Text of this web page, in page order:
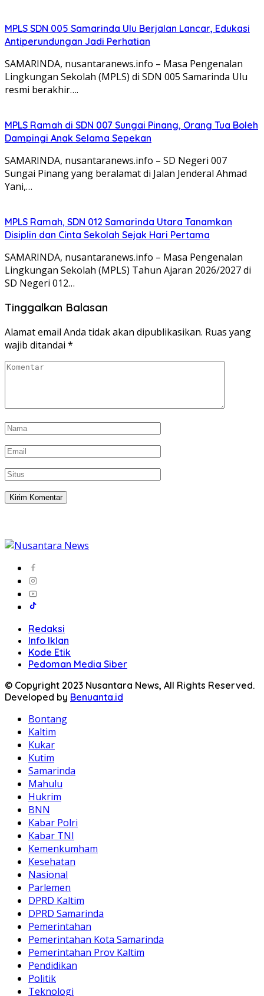
MPLS SDN 005 Samarinda Ulu Berjalan Lancar, Edukasi
Antiperundungan Jadi Perhatian
SAMARINDA, nusantaranews.info – Masa Pengenalan
Lingkungan Sekolah (MPLS) di SDN 005 Samarinda Ulu
resmi berakhir….
MPLS Ramah di SDN 007 Sungai Pinang, Orang Tua Boleh
Dampingi Anak Selama Sepekan
SAMARINDA, nusantaranews.info – SD Negeri 007
Sungai Pinang yang beralamat di Jalan Jenderal Ahmad
Yani,…
MPLS Ramah, SDN 012 Samarinda Utara Tanamkan
Disiplin dan Cinta Sekolah Sejak Hari Pertama
SAMARINDA, nusantaranews.info – Masa Pengenalan
Lingkungan Sekolah (MPLS) Tahun Ajaran 2026/2027 di
SD Negeri 012…
Tinggalkan Balasan
Alamat email Anda tidak akan dipublikasikan. Ruas yang
wajib ditandai *
Redaksi
Info Iklan
Kode Etik
Pedoman Media Siber
© Copyright 2023 Nusantara News, All Rights Reserved.
Developed by Benuanta.id
Bontang
Kaltim
Kukar
Kutim
Samarinda
Mahulu
Hukrim
BNN
Kabar Polri
Kabar TNI
Kemenkumham
Kesehatan
Nasional
Parlemen
DPRD Kaltim
DPRD Samarinda
Pemerintahan
Pemerintahan Kota Samarinda
Pemerintahan Prov Kaltim
Pendidikan
Politik
Teknologi